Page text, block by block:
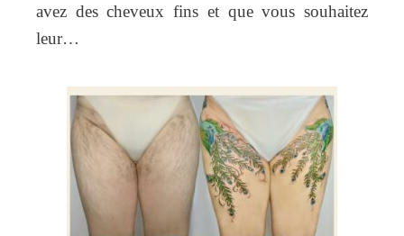
avez des cheveux fins et que vous souhaitez
leur…